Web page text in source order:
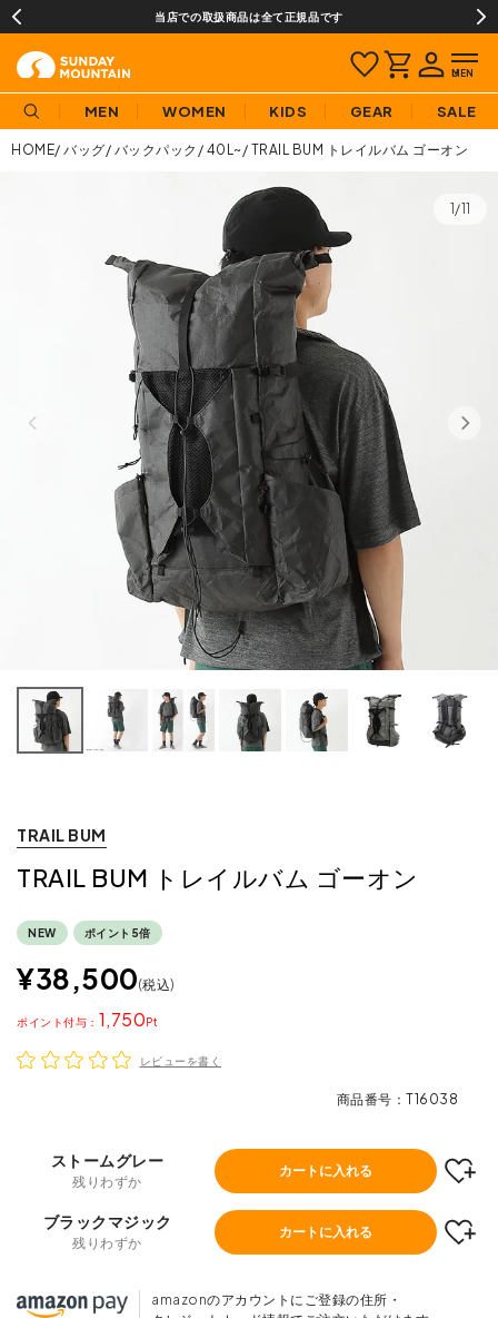
当店での取扱商品は全て正規品です
MEN WOMEN KIDS GEAR SALE
HOME バッグ バックパック 40L~ TRAIL BUM トレイルバム ゴーオン
1/11
TRAIL BUM
TRAIL BUM トレイルバム ゴーオン
NEW ポイント5倍
¥38,500 税込
1,750
ポイント
レビューを書く
商品番号 T16038
ストームグレー
残りわずか
カートに入れる
ブラックマジック
残りわずか
カートに入れる
amazonのアカウントにご登録の住所・